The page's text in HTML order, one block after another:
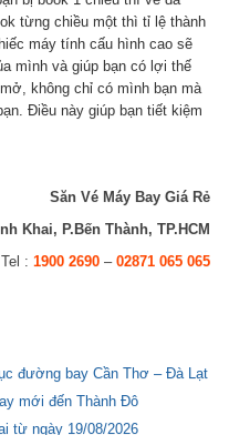
từng chiều một thì tỉ lệ thành
máy tính cấu hình cao sẽ
mình và giúp bạn có lợi thế
không chỉ có mình bạn mà
Điều này giúp bạn tiết kiệm
Săn Vé Máy Bay Giá Rẻ
Khai, P.Bến Thành, TP.HCM
Tel : 1900 2690– 02871 065 065
đường bay Cần Thơ – Đà Lạt
mới đến Thành Đô
từ ngày 19/08/2026